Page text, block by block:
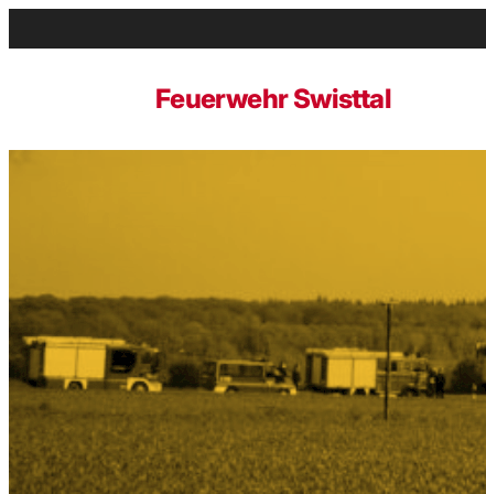
Inhalt
Feuerwehr Swisttal